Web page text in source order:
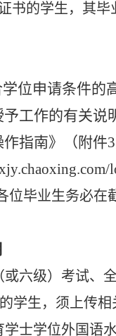
书的学生，其
学位申请条件的
工作的有关
指南》（附
毕业生务必在
六级）考试、
学生，须上传相
士学位外国语